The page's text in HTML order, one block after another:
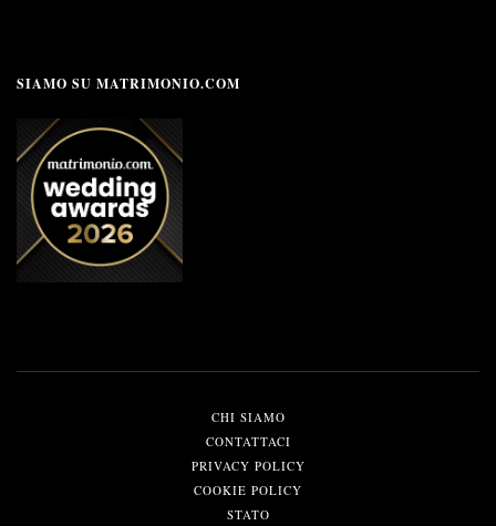
SIAMO SU MATRIMONIO.COM
CHI SIAMO
CONTATTACI
PRIVACY POLICY
COOKIE POLICY
STATO